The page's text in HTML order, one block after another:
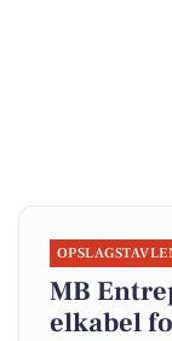
MB
elkabel